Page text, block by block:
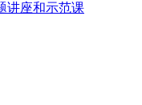
讲座和示范课